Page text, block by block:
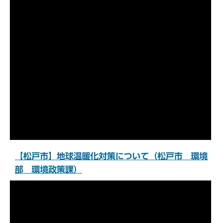
【松戸市】地球温暖化対策について（松戸市 環境
部 環境政策課）